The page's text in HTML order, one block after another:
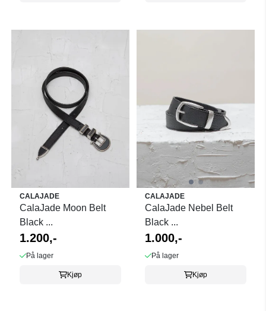
CALAJADE
CalaJade Moon Belt
Black ...
1.200,-
På lager
Kjøp
CALAJADE
CalaJade Nebel Belt
Black ...
1.000,-
På lager
Kjøp